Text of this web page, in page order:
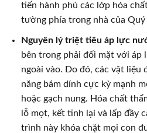
tiến hành phủ các lớp hóa
tường phía trong nhà của Quý
Nguyên lý triệt tiêu áp lực
bên trong phải đối mặt với
ngoài vào. Do đó, các vật liệu
năng bám dính cực kỳ mạnh
hoặc gạch nung. Hóa chất
lỗ mọt, kết tinh lại và lấp đầy
trình này khóa chặt mọi con